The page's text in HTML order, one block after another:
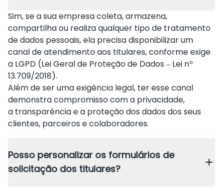
Sim, se a sua empresa coleta, armazena,
compartilha ou realiza qualquer tipo de tratamento
de dados pessoais, ela precisa disponibilizar um
canal de atendimento aos titulares, conforme exige
a LGPD (Lei Geral de Proteção de Dados – Lei nº
13.709/2018).
Além de ser uma exigência legal, ter esse canal
demonstra compromisso com a privacidade,
a transparência e a proteção dos dados dos seus
clientes, parceiros e colaboradores.
Posso personalizar os formulários de
solicitação dos titulares?